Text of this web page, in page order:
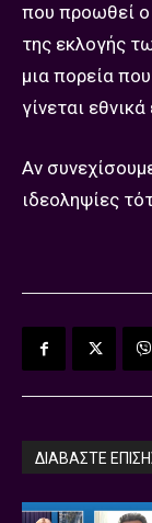
που προωθεί ο
της εκλογής
μια πορεία
γίνεται εθνικά
Αν
ιδεοληψίες
ΔΙΑΒΑΣΤΕ